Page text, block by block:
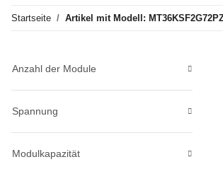
Startseite Artikel mit Modell:
Anzahl der Module
Spannung
Modulkapazität